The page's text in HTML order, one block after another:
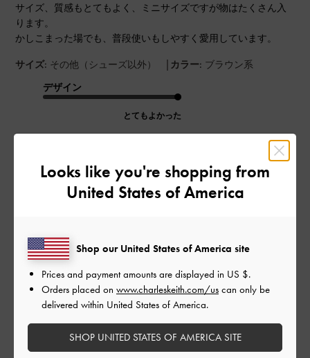
サイズ、質感もとてもよく、ミニサイズですが物はたくさん入
ります。
かしこまった場でも、普段使いもしやすく愛用しています。
サイズ: その他（シューズ以外） | カラー: ブラウン系
デザイン
とてもよかった
とてもよかった
このレビューは役に立ちましたか？
ご利用者様 2026-04-25
Looks like you're shopping from
United States of America
Shop our United States of America site
Prices and payment amounts are displayed in US $.
Orders placed on www.charleskeith.com/us can only be
delivered within United States of America.
SHOP UNITED STATES OF AMERICA SITE